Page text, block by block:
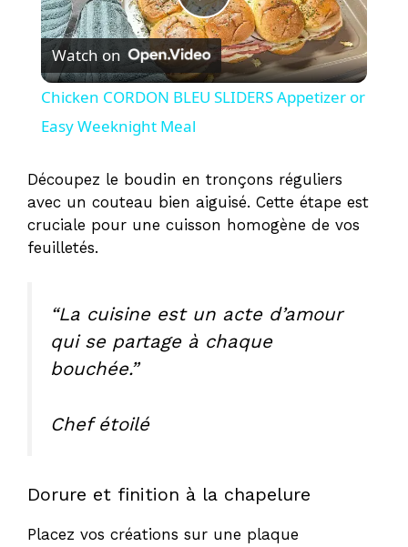
P
l
y
V
d
Watch on
Chicken CORDON BLEU SLIDERS Appetizer or
Easy Weeknight Meal
Découpez le boudin en tronçons réguliers
avec un couteau bien aiguisé. Cette étape est
cruciale pour une cuisson homogène de vos
feuilletés.
“La cuisine est un acte d’amour
qui se partage à chaque
bouchée.”
Chef étoilé
Dorure et finition à la chapelure
Placez vos créations sur une plaque